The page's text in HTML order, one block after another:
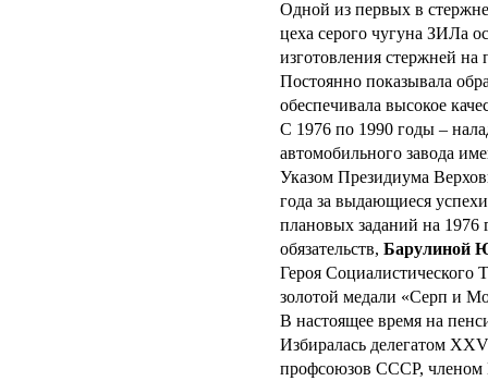
Одной из первых в
цеха серого чугуна ЗИЛа
изготовления стержней
Постоянно показывала
обеспечивала высокое
С 1976 по 1990 годы –
автомобильного завода
Указом Президиума
года за выдающиеся
плановых заданий на 1976
обязательств, Барулиной
Героя Социалистического
золотой медали «Серп и
В настоящее время на
Избиралась делегатом
профсоюзов СССР, членом